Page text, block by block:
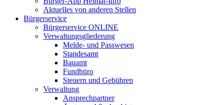
Aktuelles von anderen Stellen
Bürgerservice
Bürgerservice ONLINE
Verwaltungsgliederung
Melde- und Passwesen
Standesamt
Bauamt
Fundbüro
Steuern und Gebühren
Verwaltung
Ansprechpartner